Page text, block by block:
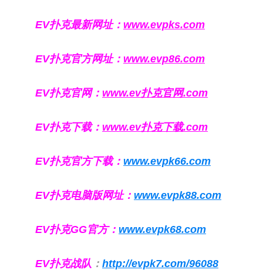
EV扑克最新网址： www.evpks.com
EV扑克官方网址： www.evp86.com
EV扑克官网： www.ev扑克官网.com
EV扑克下载： www.ev扑克下载.com
EV扑克官方下载： www.evpk66.com
EV扑克电脑版网址： www.evpk88.com
EV扑克GG官方： www.evpk68.com
EV扑克战队 ： http://evpk7.com/96088